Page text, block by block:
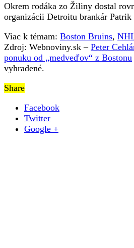
Okrem rodáka zo Žiliny dostal
organizácii Detroitu brankár Patrik
Viac k témam: Boston Bruins,
Zdroj: Webnoviny.sk – Peter
ponuku od „medveďov“ z Bostonu
vyhradené.
Share
Facebook
Twitter
Google +